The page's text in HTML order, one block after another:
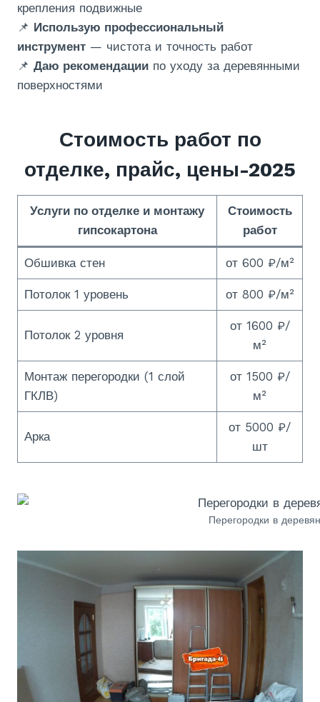
крепления подвижные
📌 Использую профессиональный
инструмент — чистота и точность работ
📌 Даю рекомендации по уходу за деревянными
поверхностями
Стоимость работ по
отделке, прайс, цены-2025
Услуги по отделке и монтажу
гипсокартона
Стоимость
работ
Обшивка стен от 600 ₽/м²
Потолок 1 уровень от 800 ₽/м²
Потолок 2 уровня
от 1600 ₽/
м²
Монтаж перегородки (1 слой
ГКЛВ)
от 1500 ₽/
м²
Арка
от 5000 ₽/
шт
Перегородки в